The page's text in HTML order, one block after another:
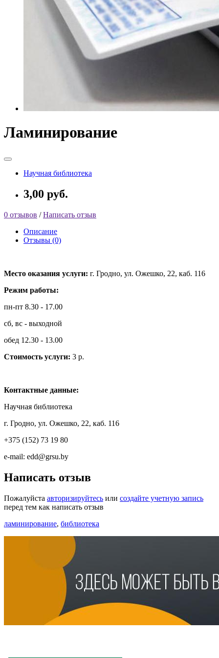
Ламинирование
Научная библиотека
3,00 руб.
0 отзывов /Написать отзыв
Описание
Отзывы (0)
Место оказания услуги: г. Гродно, ул. Ожешко, 22, каб. 116
Режим работы:
пн-пт 8.30 - 17.00
сб, вс - выходной
обед 12.30 - 13.00
Стоимость услуги: 3 р.
Контактные данные:
Научная библиотека
г. Гродно, ул. Ожешко, 22, каб. 116
+375 (152) 73 19 80
e-mail: edd@grsu.by
Написать отзыв
Пожалуйста авторизируйтесь или создайте учетную запись
перед тем как написать отзыв
ламинирование, библиотека